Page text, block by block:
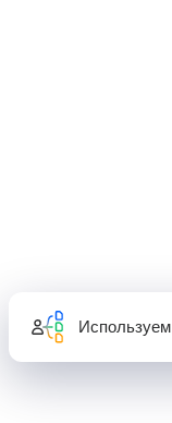
Используем